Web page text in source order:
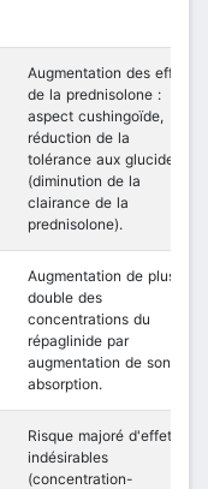
Augmentation des effets
de la prednisolone :
aspect cushingoïde,
réduction de la
tolérance aux glucides
(diminution de la
clairance de la
prednisolone).
Augmentation de plus du
double des
concentrations du
répaglinide par
augmentation de son
absorption.
Risque majoré d'effets
indésirables
(concentration-